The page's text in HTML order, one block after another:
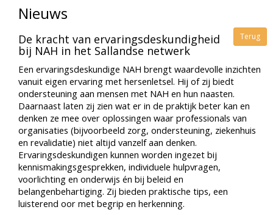
Nieuws
Terug
De kracht van ervaringsdeskundigheid
bij NAH in het Sallandse netwerk
Een ervaringsdeskundige NAH brengt waardevolle inzichten
vanuit eigen ervaring met hersenletsel. Hij of zij biedt
ondersteuning aan mensen met NAH en hun naasten.
Daarnaast laten zij zien wat er in de praktijk beter kan en
denken ze mee over oplossingen waar professionals van
organisaties (bijvoorbeeld zorg, ondersteuning, ziekenhuis
en revalidatie) niet altijd vanzelf aan denken.
Ervaringsdeskundigen kunnen worden ingezet bij
kennismakingsgesprekken, individuele hulpvragen,
voorlichting en onderwijs én bij beleid en
belangenbehartiging. Zij bieden praktische tips, een
luisterend oor met begrip en herkenning.